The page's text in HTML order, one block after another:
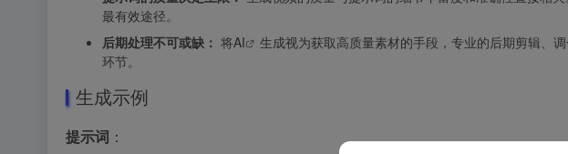
最有效途径。
后期处理不可或缺： 将AI
生成视为获取高质量素材的手段，专业的后期剪辑、
环节。
生成示例
提示词 ：